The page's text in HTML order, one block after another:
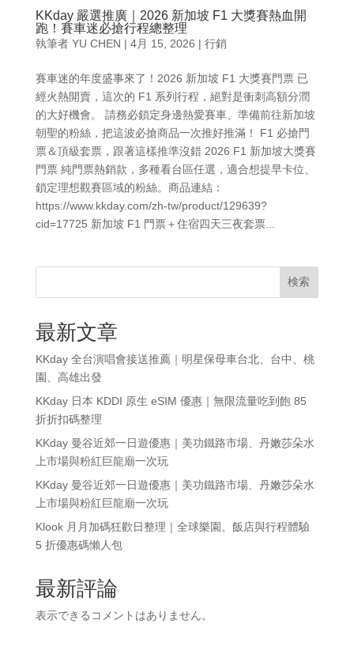
KKday 嚴選推廣｜2026 新加坡 F1 大獎賽熱血開
跑！賽車迷必搶行程總整理
執筆者 YU CHEN | 4月 15, 2026 | 行銷
賽車迷的年度盛事來了！2026 新加坡 F1 大獎賽門票 已
經火熱開賣，這次的 F1 系列行程，絕對是衝刺高額分潤
的大好機會。 請務必鎖定身邊熱愛賽車、準備前往新加坡
朝聖的粉絲，把這波必搶商品一次推好推滿！ F1 必搶門
票＆頂級套票，跟著這樣推準沒錯 2026 F1 新加坡大獎賽
門票 純門票熱銷款，多種看台區任選，適合想提早卡位、
鎖定理想觀賽區域的粉絲。商品連結：
https://www.kkday.com/zh-tw/product/129639?
cid=17725 新加坡 F1 門票＋住宿四天三夜套票...
検索
最新文章
KKday 全台演唱會接送推薦｜明星保母車台北、台中、桃
園、高雄出發
KKday 日本 KDDI 原生 eSIM 優惠｜無限流量吃到飽 85
折折扣碼整理
KKday 曼谷近郊一日遊優惠｜美功鐵路市場、丹嫩莎朵水
上市場與粉紅巨龍廟一次玩
KKday 曼谷近郊一日遊優惠｜美功鐵路市場、丹嫩莎朵水
上市場與粉紅巨龍廟一次玩
Klook 月月加碼狂歡日整理｜全球樂園、飯店與行程體驗
5 折優惠碼懶人包
最新評論
表示できるコメントはありません。